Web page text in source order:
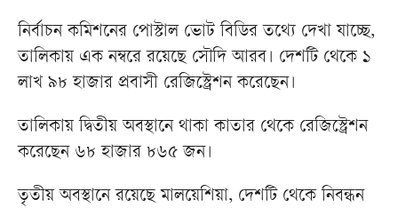
নির্বাচন কমিশনের পোস্টাল ভোট বিডির তথ্যে দেখা যাচ্ছে,
তালিকায় এক নম্বরে রয়েছে সৌদি আরব। দেশটি থেকে ১
লাখ ৯৮ হাজার প্রবাসী রেজিস্ট্রেশন করেছেন।
তালিকায় দ্বিতীয় অবস্থানে থাকা কাতার থেকে রেজিস্ট্রেশন
করেছেন ৬৮ হাজার ৮৬৫ জন।
তৃতীয় অবস্থানে রয়েছে মালয়েশিয়া, দেশটি থেকে নিবন্ধন